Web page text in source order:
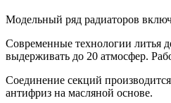
Модельный ряд радиаторов
Современные технологии литья
выдерживать до 20 атмосфер.
Соединение секций
антифриз на масляной основе.